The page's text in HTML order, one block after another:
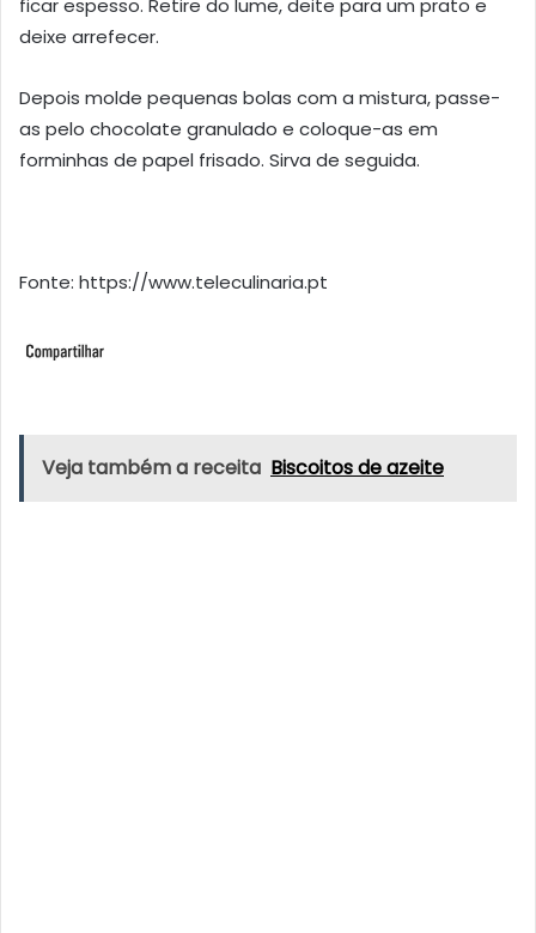
ficar espesso. Retire do lume, deite para um prato e
deixe arrefecer.
Depois molde pequenas bolas com a mistura, passe-
as pelo chocolate granulado e coloque-as em
forminhas de papel frisado. Sirva de seguida.
Fonte: https://www.teleculinaria.pt
Veja também a receita Biscoitos de azeite